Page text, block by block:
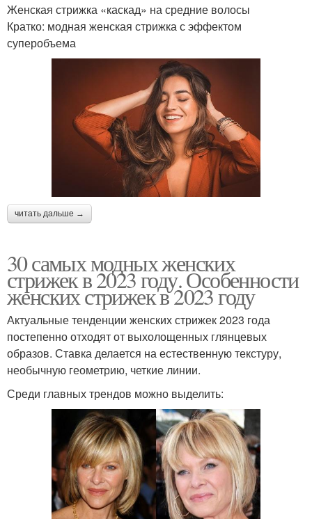
Женская стрижка «каскад» на средние волосы
Кратко: модная женская стрижка с эффектом
суперобъема
читать дальше →
30 самых модных женских
стрижек в 2023 году. Особенности
женских стрижек в 2023 году
Актуальные тенденции женских стрижек 2023 года
постепенно отходят от выхолощенных глянцевых
образов. Ставка делается на естественную текстуру,
необычную геометрию, четкие линии.
Среди главных трендов можно выделить: